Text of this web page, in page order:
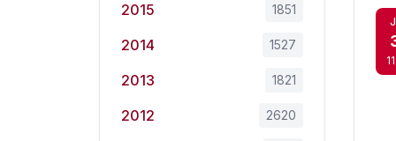
2015 1851
2014 1527
2013 1821
2012 2620